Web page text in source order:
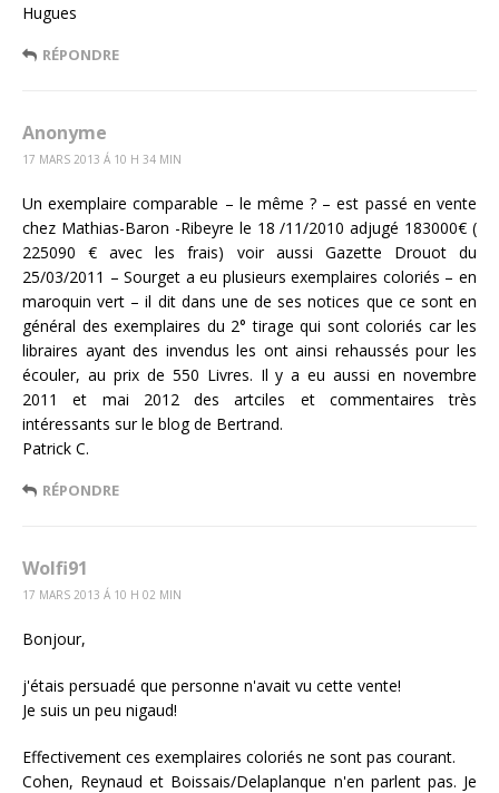
Hugues
RÉPONDRE
Anonyme
17 MARS 2013 Á 10 H 34 MIN
Un exemplaire comparable – le même ? – est passé en vente
chez Mathias-Baron -Ribeyre le 18 /11/2010 adjugé 183000€ (
225090 € avec les frais) voir aussi Gazette Drouot du
25/03/2011 – Sourget a eu plusieurs exemplaires coloriés – en
maroquin vert – il dit dans une de ses notices que ce sont en
général des exemplaires du 2° tirage qui sont coloriés car les
libraires ayant des invendus les ont ainsi rehaussés pour les
écouler, au prix de 550 Livres. Il y a eu aussi en novembre
2011 et mai 2012 des artciles et commentaires très
intéressants sur le blog de Bertrand.
Patrick C.
RÉPONDRE
Wolfi91
17 MARS 2013 Á 10 H 02 MIN
Bonjour,
j'étais persuadé que personne n'avait vu cette vente!
Je suis un peu nigaud!
Effectivement ces exemplaires coloriés ne sont pas courant.
Cohen, Reynaud et Boissais/Delaplanque n'en parlent pas. Je